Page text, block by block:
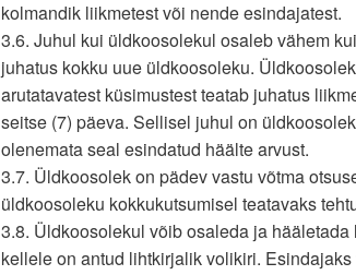
kolmandik liikmetest või nende esindajatest.
3.6. Juhul kui üldkoosolekul osaleb vähem
juhatus kokku uue üldkoosoleku.
arutatavatest küsimustest teatab juhatus
seitse (7) päeva. Sellisel juhul on
olenemata seal esindatud häälte arvust.
3.7. Üldkoosolek on pädev vastu võtma
üldkoosoleku kokkukutsumisel teatavaks
3.8. Üldkoosolekul võib osaleda ja
kellele on antud lihtkirjalik volikiri.